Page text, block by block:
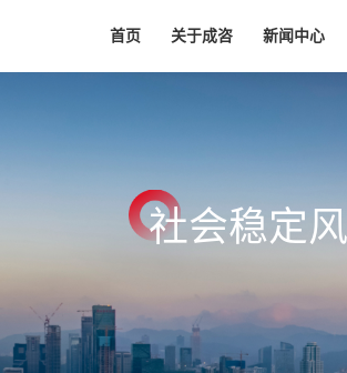
首页 关于成咨 新闻中心
社会稳定风